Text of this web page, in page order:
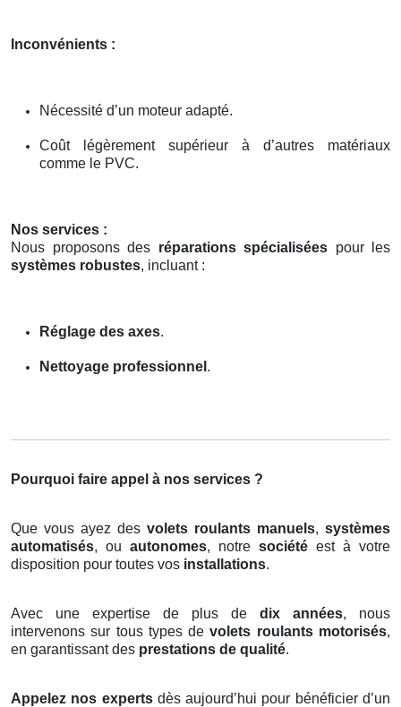
Inconvénients :
Nécessité d’un moteur adapté.
Coût légèrement supérieur à d’autres matériaux
comme le PVC.
Nos services :
Nous proposons des réparations spécialisées pour les
systèmes robustes, incluant :
Réglage des axes.
Nettoyage professionnel .
Pourquoi faire appel à nos services ?
Que vous ayez des volets roulants manuels, systèmes
automatisés, ou autonomes, notre société est à votre
disposition pour toutes vos installations.
Avec une expertise de plus de dix années, nous
intervenons sur tous types devolets roulants motorisés,
en garantissant des prestations de qualité.
Appelez nos expertsdès aujourd’hui pour bénéficier d’un